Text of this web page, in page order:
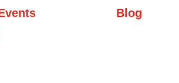
Blog